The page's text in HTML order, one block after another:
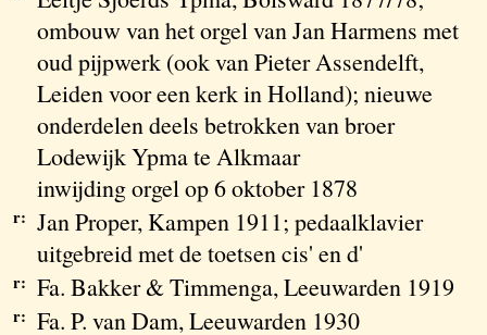
ombouw van het orgel van Jan Harmens met
oud pijpwerk (ook van Pieter Assendelft,
Leiden voor een kerk in Holland); nieuwe
onderdelen deels betrokken van broer
Lodewijk Ypma te Alkmaar
inwijding orgel op 6 oktober 1878
r: Jan Proper, Kampen 1911; pedaalklavier
uitgebreid met de toetsen cis' en d'
r: Fa. Bakker & Timmenga, Leeuwarden 1919
r: Fa. P. van Dam, Leeuwarden 1930